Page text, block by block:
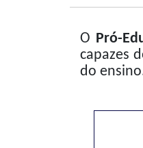
O Pró-
capazes
do